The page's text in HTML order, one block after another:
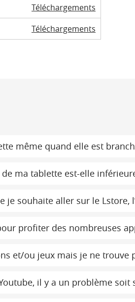
Téléchargements
Téléchargements
même quand elle est
ma tablette est-elle
je souhaite aller sur le Lstore,
profiter des nombreuses
et/ou jeux mais je ne
il y a un problème